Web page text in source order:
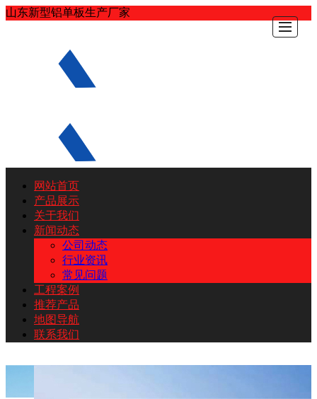
山东新型铝单板生产厂家
网站首页
产品展示
关于我们
新闻动态
工程案例
推荐产品
地图导航
网站首页
产品展示
关于我们
新闻动态
公司动态
行业资讯
常见问题
工程案例
推荐产品
地图导航
联系我们